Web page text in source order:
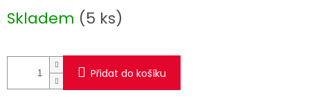
cena:
Skladem (5 ks)
Přidat do košíku